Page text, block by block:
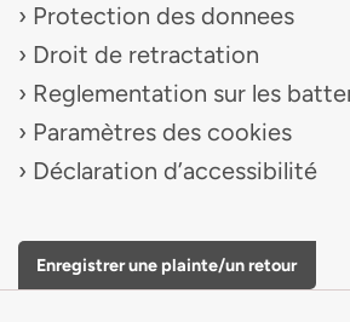
Protection des donnees
Droit de retractation
Reglementation sur les
Paramètres des cookies
Déclaration d’accessibilité
Enregistrer une plainte/un retour